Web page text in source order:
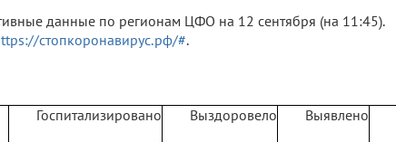
данные по регионам ЦФО на 12 сентября (на 11:45).
стопкоронавирус.рф/#.
Госпитализировано Выздоровело Выявлено